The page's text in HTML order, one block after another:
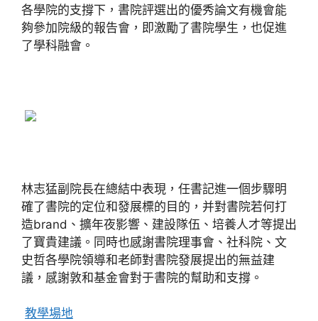
各學院的支撐下，書院評選出的優秀論文有機會能
夠參加院級的報告會，即激勵了書院學生，也促進
了學科融會。
林志猛副院長在總結中表現，任書記進一個步驟明
確了書院的定位和發展標的目的，并對書院若何打
造brand、擴年夜影響、建設隊伍、培養人才等提出
了寶貴建議。同時也感謝書院理事會、社科院、文
史哲各學院領導和老師對書院發展提出的無益建
議，感謝敦和基金會對于書院的幫助和支撐。
教學場地